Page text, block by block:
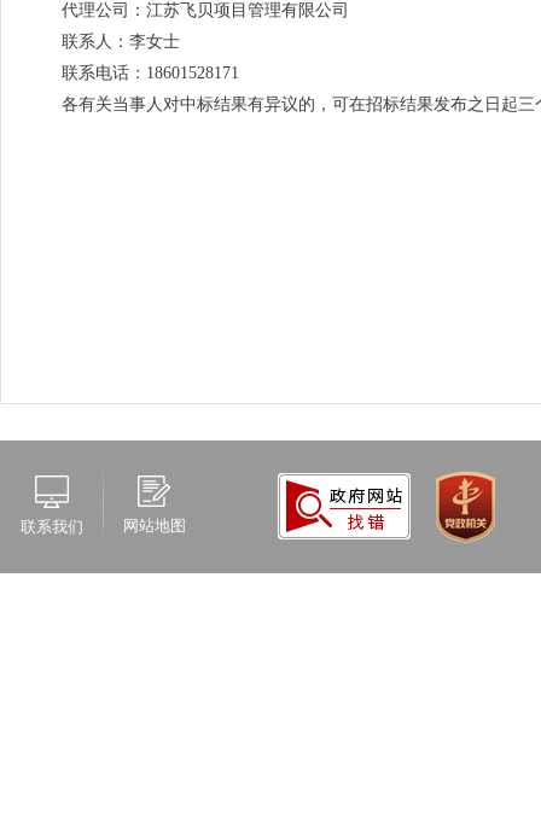
代理公司：江苏飞贝项目管理有限公司
联系人：李女士
联系电话：18601528171
各有关当事人对中标结果有异议的，可在招标结果发布之日起
联系我们 网站地图